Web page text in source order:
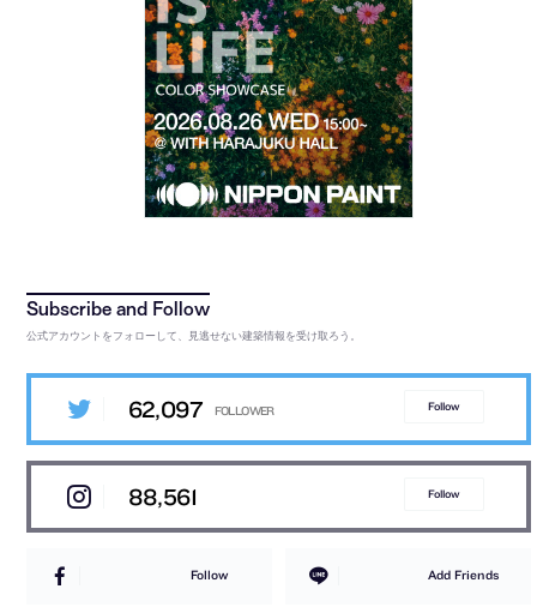
公式アカウントをフォローして、見逃せない建築情報を受け取ろう。
62,097 Follow
88,561 Follow
Follow Add Friends